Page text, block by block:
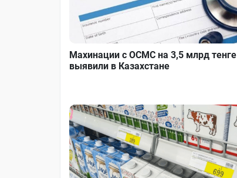
Махинации с ОСМС на 3,5 млрд тенге
выявили в Казахстане